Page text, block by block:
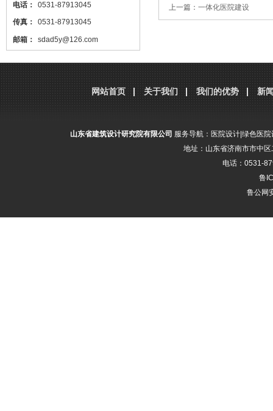
电话：
0531-87913045
传真：
0531-87913045
邮箱：
sdad5y@126.com
设计 ，本站网址
http://www.sdjzsj5y.com
，转载请标明出处！
分享到：腾讯微博新浪微博微信
上一篇： 一体化医院建设
网站首页 关于我们 我们的优势 新
山东省建筑设计研究院有限公司 服务导航： 医院设计 绿色医院
地址：山东省济南市市中
电话：0531-
鲁
鲁公网